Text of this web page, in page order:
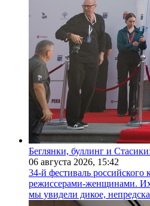
Беглянки, буллинг и
06 августа 2026, 15:42
34-й фестиваль
режиссерами-женщинами. Их
мы увидели дикое,